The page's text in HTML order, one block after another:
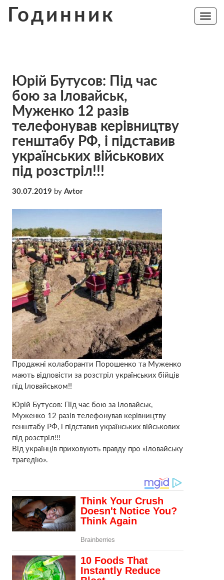
Годинник
Toggle
Юрій Бутусов: Під час
бою за Іловайськ,
Муженко 12 разів
телефонував керівництву
генштабу РФ, і підставив
українських військових
під розстріл!!!
30.07.2019 by Avtor
Продажні колаборанти Порошенко та Муженко
мають відповісти за розстріл українських бійців
під Іловайськом!!
Юрій Бутусов: Під час бою за Іловайськ,
Муженко 12 разів телефонував керівництву
генштабу РФ, і підставив українських військових
під розстріл!!!
Від українців приховують правду про «Іловайську
трагедію».